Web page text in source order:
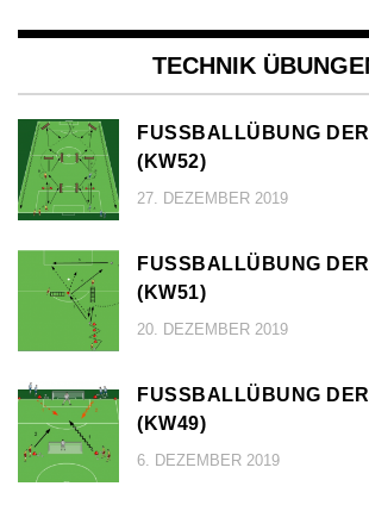
TECHNIK
FUSSBALLÜBUNG DER
KW52)
27. DEZEMBER 2019
FUSSBALLÜBUNG DER
KW51)
20. DEZEMBER 2019
FUSSBALLÜBUNG DER
KW49)
6. DEZEMBER 2019